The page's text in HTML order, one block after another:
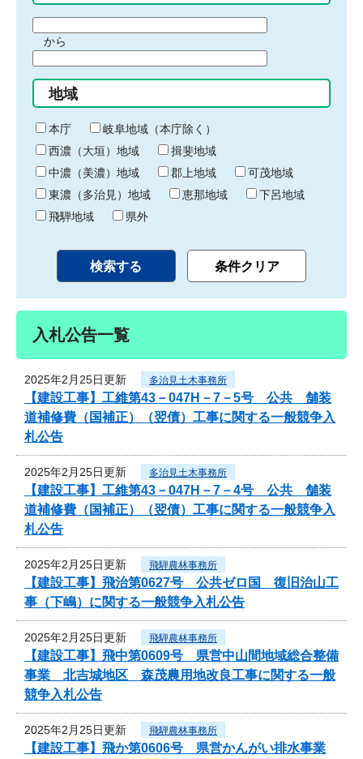
間
始
り
から
間
終
わ
り
地域
本庁
岐阜地域（本庁除く）
西濃（大垣）地域
揖斐地域
中濃（美濃）地域
郡上地域
可茂地域
東濃（多治見）地域
恵那地域
下呂地域
飛騨地域
県外
入札公告一覧
2025年2月25日更新 多治見土木事務所
【建設工事】工維第43－047H－7－5号 公共 舗装
道補修費（国補正）（翌債）工事に関する一般競争入
札公告
2025年2月25日更新 多治見土木事務所
【建設工事】工維第43－047H－7－4号 公共 舗装
道補修費（国補正）（翌債）工事に関する一般競争入
札公告
2025年2月25日更新 飛騨農林事務所
【建設工事】飛治第0627号 公共ゼロ国 復旧治山工
事（下嶋）に関する一般競争入札公告
2025年2月25日更新 飛騨農林事務所
【建設工事】飛中第0609号 県営中山間地域総合整備
事業 北吉城地区 森茂農用地改良工事に関する一般
競争入札公告
2025年2月25日更新 飛騨農林事務所
【建設工事】飛か第0606号 県営かんがい排水事業